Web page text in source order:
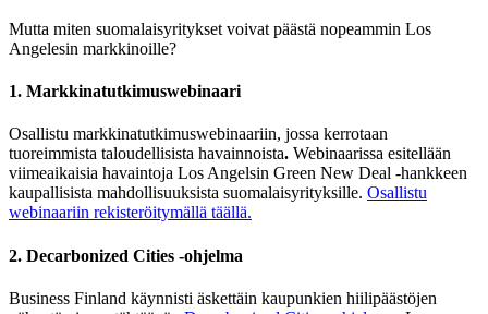
Mutta miten suomalaisyritykset voivat päästä nopeammin Los
Angelesin markkinoille?
1. Markkinatutkimuswebinaari
Osallistu markkinatutkimuswebinaariin, jossa kerrotaan
tuoreimmista taloudellisista havainnoista. Webinaarissa esitellään
viimeaikaisia havaintoja Los Angelsin Green New Deal ‑hankkeen
kaupallisista mahdollisuuksista suomalaisyrityksille. Osallistu
webinaariin rekisteröitymällä täällä.
2. Decarbonized Cities -ohjelma
Business Finland käynnisti äskettäin kaupunkien hiilipäästöjen